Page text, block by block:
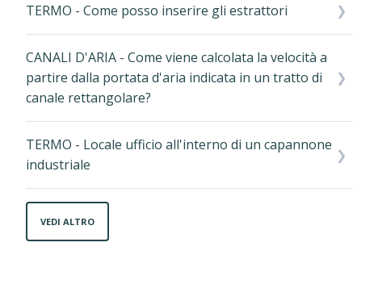
TERMO - Come posso inserire gli estrattori
CANALI D'ARIA - Come viene calcolata la velocità a
partire dalla portata d'aria indicata in un tratto di
canale rettangolare?
TERMO - Locale ufficio all'interno di un capannone
industriale
VEDI ALTRO